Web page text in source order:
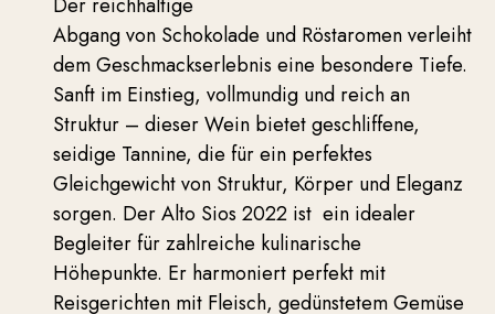
Abgang von Schokolade und Röstaromen verleiht
dem Geschmackserlebnis eine besondere Tiefe.
Sanft im Einstieg, vollmundig und reich an
Struktur – dieser Wein bietet geschliffene,
seidige Tannine, die für ein perfektes
Gleichgewicht von Struktur, Körper und Eleganz
sorgen. Der Alto Sios 2022 ist ein idealer
Begleiter für zahlreiche kulinarische
Höhepunkte. Er harmoniert perfekt mit
Reisgerichten mit Fleisch, gedünstetem Gemüse